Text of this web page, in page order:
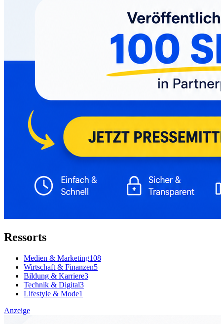
Ressorts
Medien & Marketing108
Wirtschaft & Finanzen5
Bildung & Karriere3
Technik & Digital3
Lifestyle & Mode1
Anzeige